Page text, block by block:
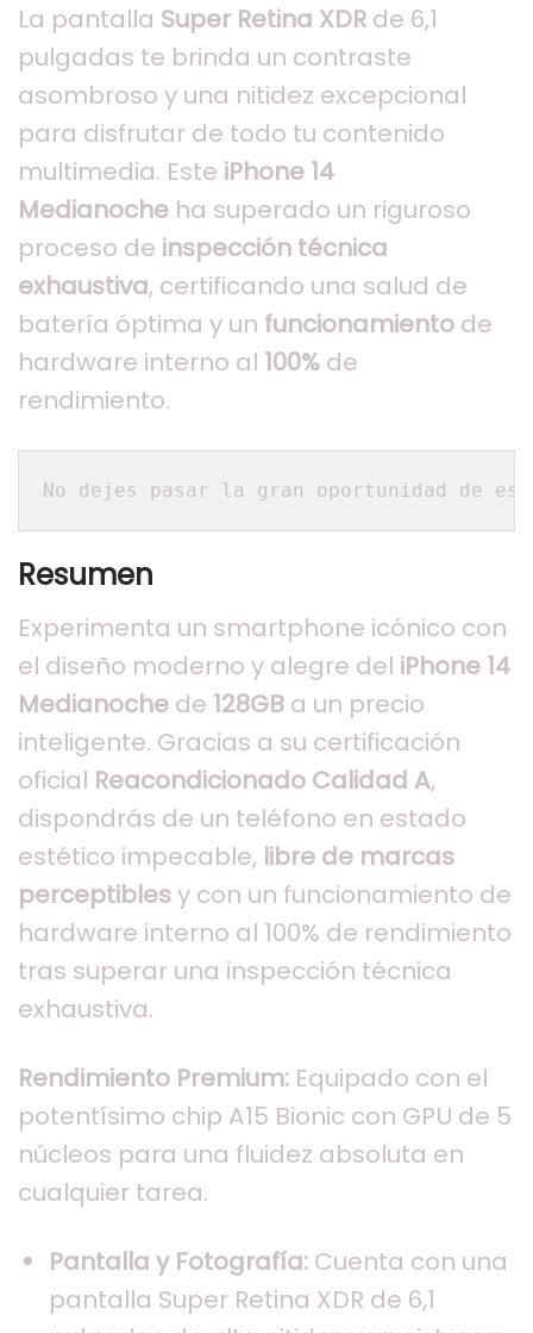
La pantalla Super Retina XDR de 6,1
pulgadas te brinda un contraste
asombroso y una nitidez excepcional
para disfrutar de todo tu contenido
multimedia. Este iPhone 14
Medianoche ha superado un riguroso
proceso de inspección técnica
exhaustiva, certificando una salud de
batería óptima y un funcionamiento de
hardware interno al 100% de
rendimiento.
No dejes pasar la gran oportunidad de
Resumen
Experimenta un smartphone icónico con
el diseño moderno y alegre del iPhone 14
Medianoche de 128GB a un precio
inteligente. Gracias a su certificación
oficial Reacondicionado Calidad A,
dispondrás de un teléfono en estado
estético impecable, libre de marcas
perceptiblesy con un funcionamiento de
hardware interno al 100% de rendimiento
tras superar una inspección técnica
exhaustiva.
Rendimiento Premium: Equipado con el
potentísimo chip A15 Bionic con GPU de 5
núcleos para una fluidez absoluta en
cualquier tarea.
Pantalla y Fotografía: Cuenta con una
pantalla Super Retina XDR de 6,1